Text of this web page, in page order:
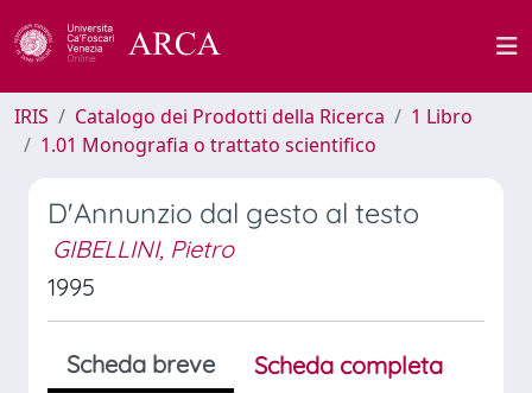
IRIS Catalogo dei Prodotti della Ricerca
1 Libro
1.01 Monografia o trattato scientifico
D'Annunzio dal gesto al testo
GIBELLINI, Pietro
1995
Scheda breve
Scheda completa